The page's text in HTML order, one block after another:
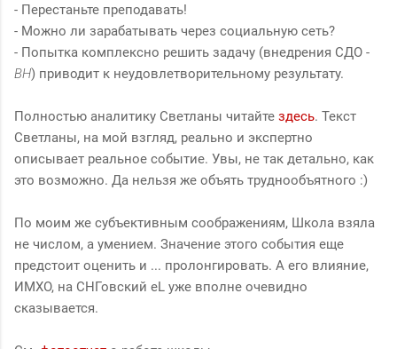
- Перестаньте преподавать!
- Можно ли зарабатывать через социальную сеть?
- Попытка комплексно решить задачу (внедрения СДО -
ВН) приводит к неудовлетворительному результату.
Полностью аналитику Светланы читайте здесь. Текст
Светланы, на мой взгляд, реально и экспертно
описывает реальное событие. Увы, не так детально, как
это возможно. Да нельзя же объять труднообъятного :)
По моим же субъективным соображениям, Школа взяла
не числом, а умением. Значение этого события еще
предстоит оценить и ... пролонгировать. А его влияние,
ИМХО, на СНГовский eL уже вполне очевидно
сказывается.